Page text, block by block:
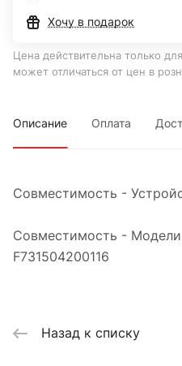
Хочу в подарок
Цена действительна только
может отличаться от цен в
Описание Оплата
Совместимость -
Совместимость -
F731504200116
Назад к списку